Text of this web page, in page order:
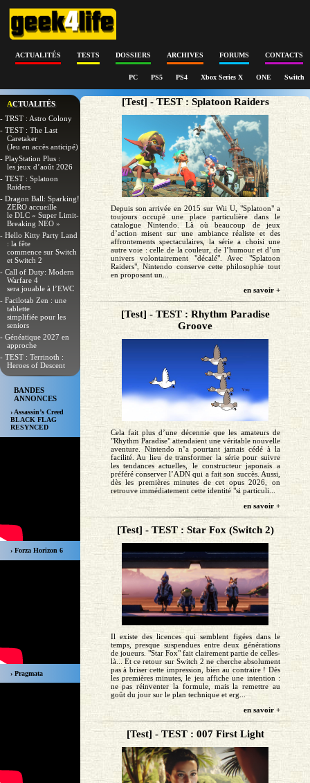
ACTUALITÉS TESTS DOSSIERS ARCHIVES FORUMS CONTACTS
PC PS5 PS4 Xbox Series X ONE Switch
ACTUALITÉS
- TRST : Astro Colony
- TEST : The Last
Caretaker
(Jeu en accès anticipé)
- PlayStation Plus :
les jeux d’août 2026
- TEST : Splatoon
Raiders
- Dragon Ball: Sparking!
ZERO accueille
le DLC « Super Limit-
Breaking NEO »
- Hello Kitty Party Land
: la fête
commence sur Switch
et Switch 2
- Call of Duty: Modern
Warfare 4
sera jouable à l’EWC
- Facilotab Zen : une
tablette
simplifiée pour les
seniors
- Généatique 2027 en
approche
- TEST : Terrinoth :
Heroes of Descent
BANDES
ANNONCES
› Assassin’s Creed
BLACK FLAG
RESYNCED
› Forza Horizon 6
› Pragmata
[Test] - TEST : Splatoon Raiders
Depuis son arrivée en 2015 sur Wii U, "Splatoon" a
toujours occupé une place particulière dans le
catalogue Nintendo. Là où beaucoup de jeux
d’action misent sur une ambiance réaliste et des
affrontements spectaculaires, la série a choisi une
autre voie : celle de la couleur, de l’humour et d’un
univers volontairement "décalé". Avec "Splatoon
Raiders", Nintendo conserve cette philosophie tout
en proposant un...
en savoir +
[Test] - TEST : Rhythm Paradise
Groove
Cela fait plus d’une décennie que les amateurs de
"Rhythm Paradise" attendaient une véritable nouvelle
aventure. Nintendo n’a pourtant jamais cédé à la
facilité. Au lieu de transformer la série pour suivre
les tendances actuelles, le constructeur japonais a
préféré conserver l’ADN qui a fait son succès. Aussi,
dès les premières minutes de cet opus 2026, on
retrouve immédiatement cette identité "si particuli...
en savoir +
[Test] - TEST : Star Fox (Switch 2)
Il existe des licences qui semblent figées dans le
temps, presque suspendues entre deux générations
de joueurs. "Star Fox" fait clairement partie de celles-
là... Et ce retour sur Switch 2 ne cherche absolument
pas à briser cette impression, bien au contraire ! Dès
les premières minutes, le jeu affiche une intention :
ne pas réinventer la formule, mais la remettre au
goût du jour sur le plan technique et erg...
en savoir +
[Test] - TEST : 007 First Light